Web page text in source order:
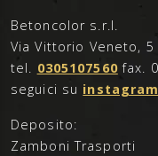
Betoncolor s.r.l.
Via Vittorio Veneto, 5
tel. 0305107560fax.
seguici su instagram
Deposito:
Zamboni Trasporti